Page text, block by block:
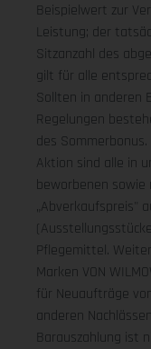
Beispielwert zur
Leistung; der
Sitzanzahl des
gilt für alle
Sollten in anderen
Regelungen
des
Aktion sind alle in
beworbenen sowie
„Abverkaufspreis"
Pflegemittel.
Marken VON
für Neuaufträge
anderen
Barauszahlung ist